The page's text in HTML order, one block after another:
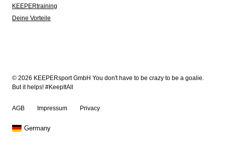
KEEPERtraining
Deine Vorteile
© 2026 KEEPERsport GmbH You don't have to be crazy to be a goalie.
But it helps! #KeepItAll
AGB Impressum Privacy
Germany